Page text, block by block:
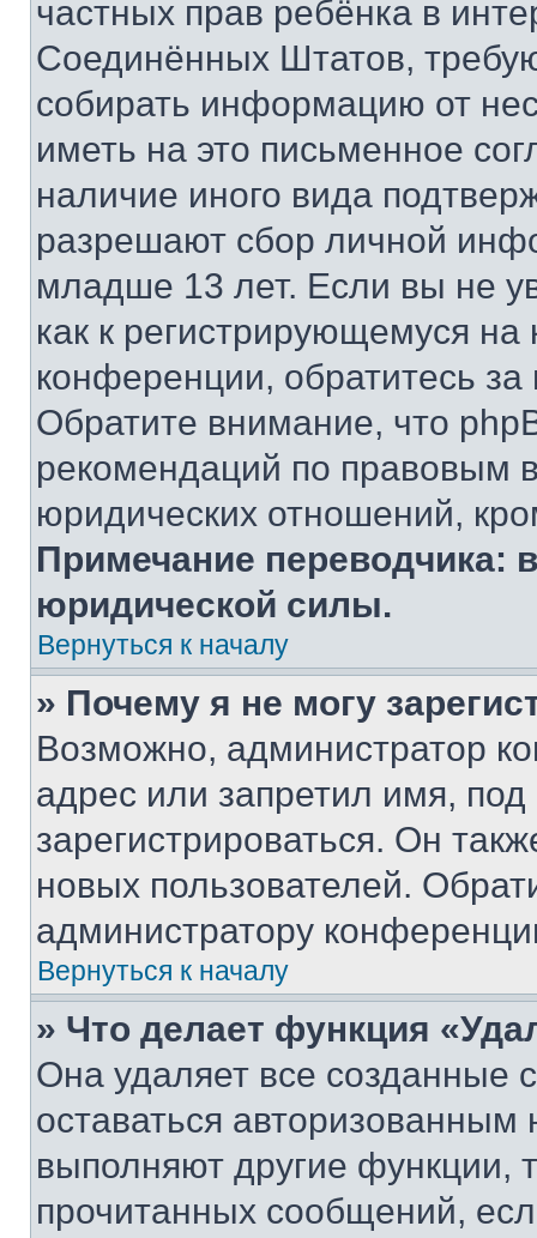
частных прав ребёнка в
Соединённых Штатов,
собирать информацию от
иметь на это письменное
наличие иного вида
разрешают сбор личной
младше 13 лет. Если вы не
как к регистрирующемуся
конференции, обратитесь
Обратите внимание, что
рекомендаций по правовым
юридических отношений,
Примечание переводчика:
юридической силы.
Вернуться к началу
» Почему я не могу
Возможно, администратор
адрес или запретил имя,
зарегистрироваться. Он
новых пользователей.
администратору
Вернуться к началу
» Что делает функция
Она удаляет все созданные
оставаться
выполняют другие функции,
прочитанных сообщений,